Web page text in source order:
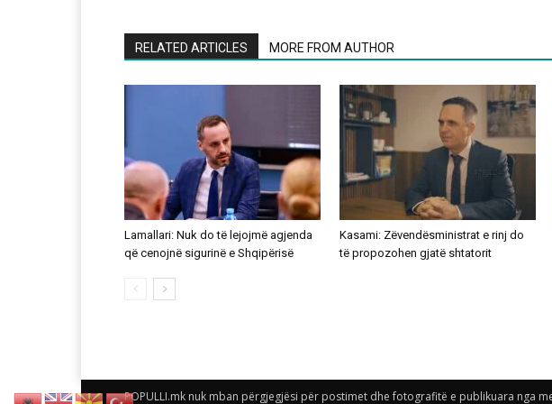
RELATED ARTICLES MORE FROM AUTHOR
Lamallari: Nuk do të lejojmë agjenda
që cenojnë sigurinë e Shqipërisë
Kasami: Zëvendësministrat e rinj do
të propozohen gjatë shtatorit
POPULLI.mk nuk mban përgjegjësi për postimet dhe fotografitë e publikuara nga